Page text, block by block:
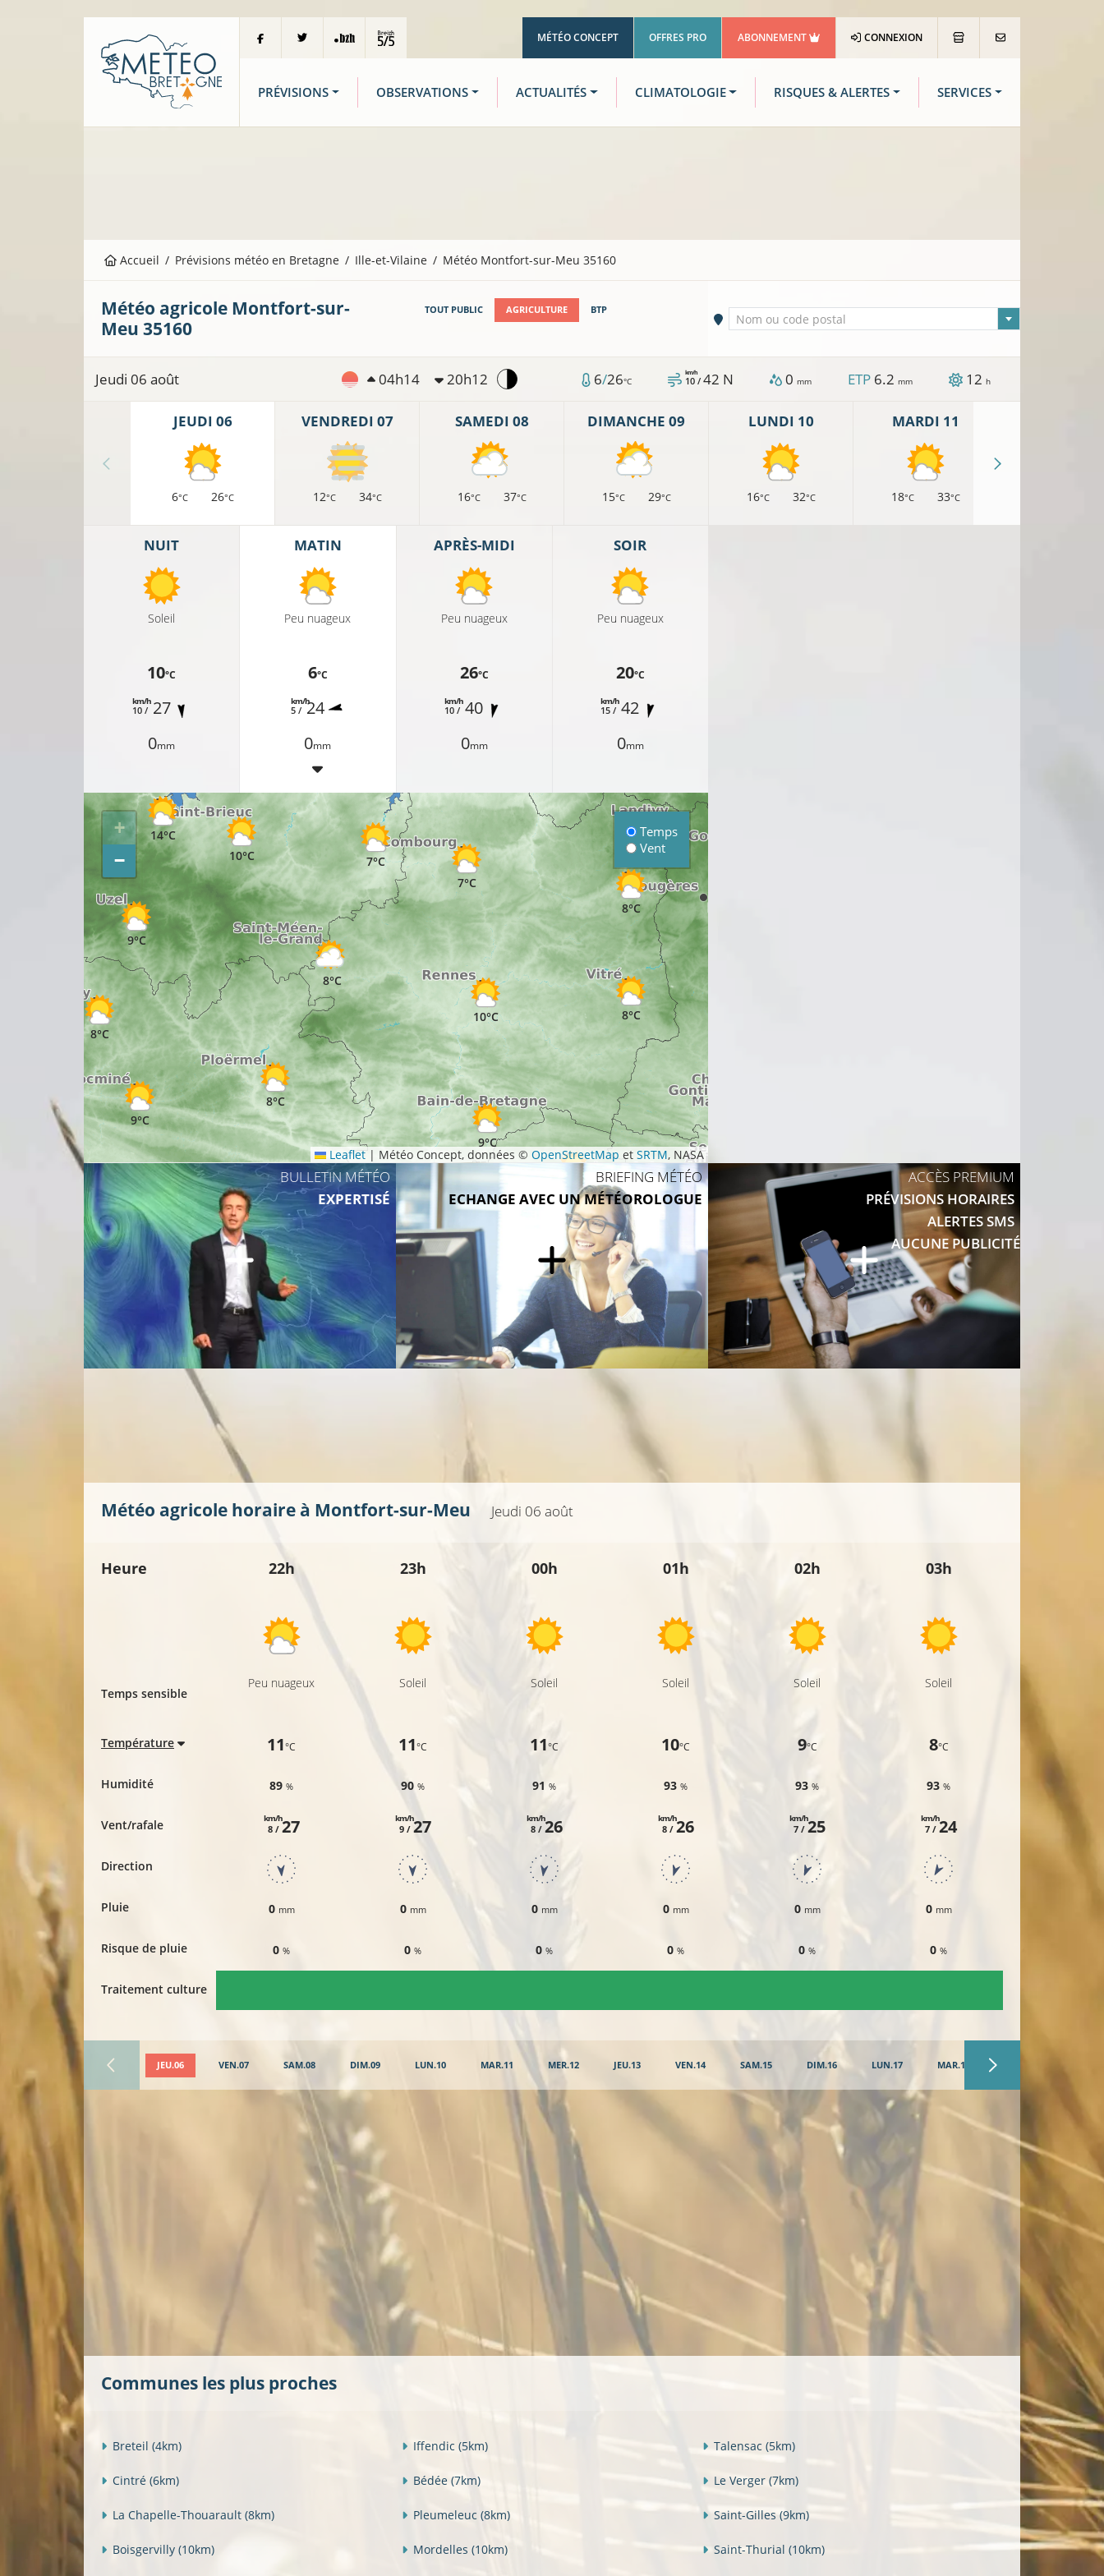
MÉTÉO CONCEPT OFFRES PRO ABONNEMENT CONNEXION
PRÉVISIONS OBSERVATIONS ACTUALITÉS CLIMATOLOGIE RISQUES & ALERTES SERVICES
Accueil Prévisions météo en Bretagne Ille-et-Vilaine Météo Montfort-sur-Meu 35160
Météo agricole Montfort-sur-
Meu 35160
TOUT PUBLIC AGRICULTURE BTP
Ville sélectionnée
Nom ou code postal
Jeudi 06 août 04h14 20h12 6/26°C 10 /
km/h 42 N 0 mm ETP 6.2 mm 12 h
JEUDI 06
6°C 26°C
VENDREDI 07
12°C 34°C
SAMEDI 08
16°C 37°C
DIMANCHE 09
15°C 29°C
LUNDI 10
16°C 32°C
MARDI 11
18°C 33°C
NUIT
Soleil
10°C
10 /
km/h 27
0mm
MATIN
Peu nuageux
6°C
5 /
km/h24
0mm
APRÈS-MIDI
Peu nuageux
26°C
10 /
km/h40
0mm
SOIR
Peu nuageux
20°C
15 /
km/h42
0mm
9°C
8°C
8°C
10°C
13°C
7°C
10°C
14°C
9°C
9°C
7°C
8°C
10°C
8°C
8°C
8°C
9°C
10°C
+
−
Temps
Vent
Leaflet | Météo Concept, données © OpenStreetMap et SRTM, NASA
BULLETIN MÉTÉO
EXPERTISÉ
BRIEFING MÉTÉO
ECHANGE AVEC UN MÉTÉOROLOGUE
ACCÈS PREMIUM
PRÉVISIONS HORAIRES
ALERTES SMS
AUCUNE PUBLICITÉ
Météo agricole horaire à Montfort-sur-Meu Jeudi 06 août
Heure
Temps sensible
Température
Humidité
Vent/rafale
Direction
Pluie
Risque de pluie
Traitement culture
22h
Peu nuageux
11°C
89%
8 /
km/h27
0 mm
0%
23h
Soleil
11°C
90%
9 /
km/h27
0 mm
0%
00h
Soleil
11°C
91%
8 /
km/h26
0 mm
0%
01h
Soleil
10°C
93%
8 /
km/h26
0 mm
0%
02h
Soleil
9°C
93%
7 /
km/h25
0 mm
0%
03h
Soleil
8°C
93%
7 /
km/h24
0 mm
0%
JEU.06 VEN.07 SAM.08 DIM.09 LUN.10 MAR.11 MER.12 JEU.13 VEN.14 SAM.15 DIM.16 LUN.17 MAR.18
Communes les plus proches
Breteil (4km) Iffendic (5km) Talensac (5km)
Cintré (6km) Bédée (7km) Le Verger (7km)
La Chapelle-Thouarault (8km) Pleumeleuc (8km) Saint-Gilles (9km)
Boisgervilly (10km) Mordelles (10km) Saint-Thurial (10km)